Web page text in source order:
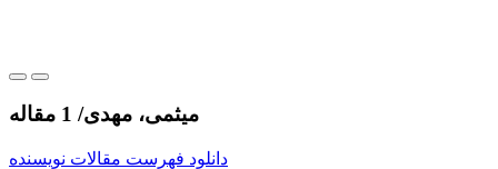
میثمی، مهدی/ 1 مقاله
دانلود فهرست مقالات نویسنده